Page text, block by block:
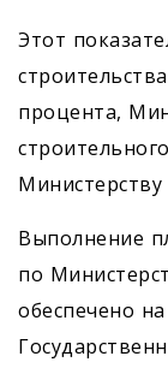
Этот
процента,
Выполнение
по
обеспечено